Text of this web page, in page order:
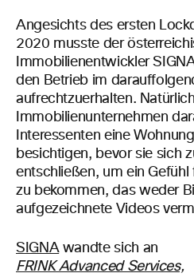
Angesichts des ersten
2020 musste der
Immobilienentwickler
den Betrieb im
aufrechtzuerhalten.
Immobilienunternehmen
Interessenten eine
besichtigen, bevor sie sich
entschließen, um ein Gefühl
zu bekommen, das weder
aufgezeichnete Videos
SIGNAwandte sich an
FRINK Advanced Services,